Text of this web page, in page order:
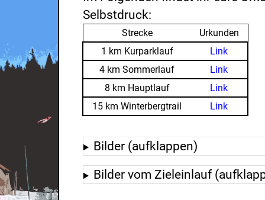
Selbstdruck:
Strecke
Urkunden
1 km Kurparklauf
Link
4 km Sommerlauf
Link
8 km Hauptlauf
Link
15 km Winterbergtrail
Link
Bilder (aufklappen)
Bilder vom Zieleinlauf